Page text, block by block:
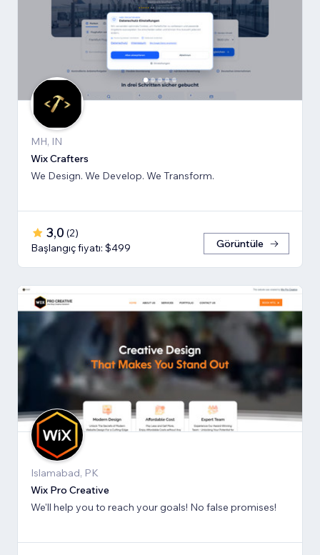
MH, IN
Wix Crafters
We Design. We Develop. We Transform.
3,0 (2)
Başlangıç fiyatı: $499
Görüntüle
Islamabad, PK
Wix Pro Creative
We'll help you to reach your goals! No false promises!